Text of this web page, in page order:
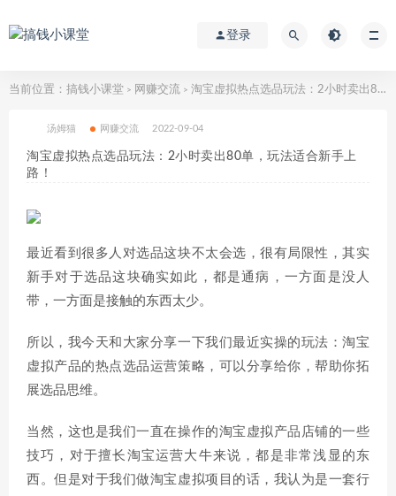
登录
当前位置： 搞钱小课堂 > 网赚交流 > 淘宝虚拟热点选品玩法：2小时卖出80单，玩法适合新手上路！
汤姆猫 网赚交流 2022-09-04
淘宝虚拟热点选品玩法：2小时卖出80单，玩法适合新手上
路！
最近看到很多人对选品这块不太会选，很有局限性，其实
新手对于选品这块确实如此，都是通病，一方面是没人
带，一方面是接触的东西太少。
所以，我今天和大家分享一下我们最近实操的玩法：淘宝
虚拟产品的热点选品运营策略，可以分享给你，帮助你拓
展选品思维。
当然，这也是我们一直在操作的淘宝虚拟产品店铺的一些
技巧，对于擅长淘宝运营大牛来说，都是非常浅显的东
西。但是对于我们做淘宝虚拟项目的话，我认为是一套行